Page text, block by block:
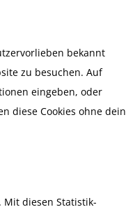
bekannt
zu besuchen. Auf
eingeben, oder
diese Cookies ohne dein
Mit diesen Statistik-